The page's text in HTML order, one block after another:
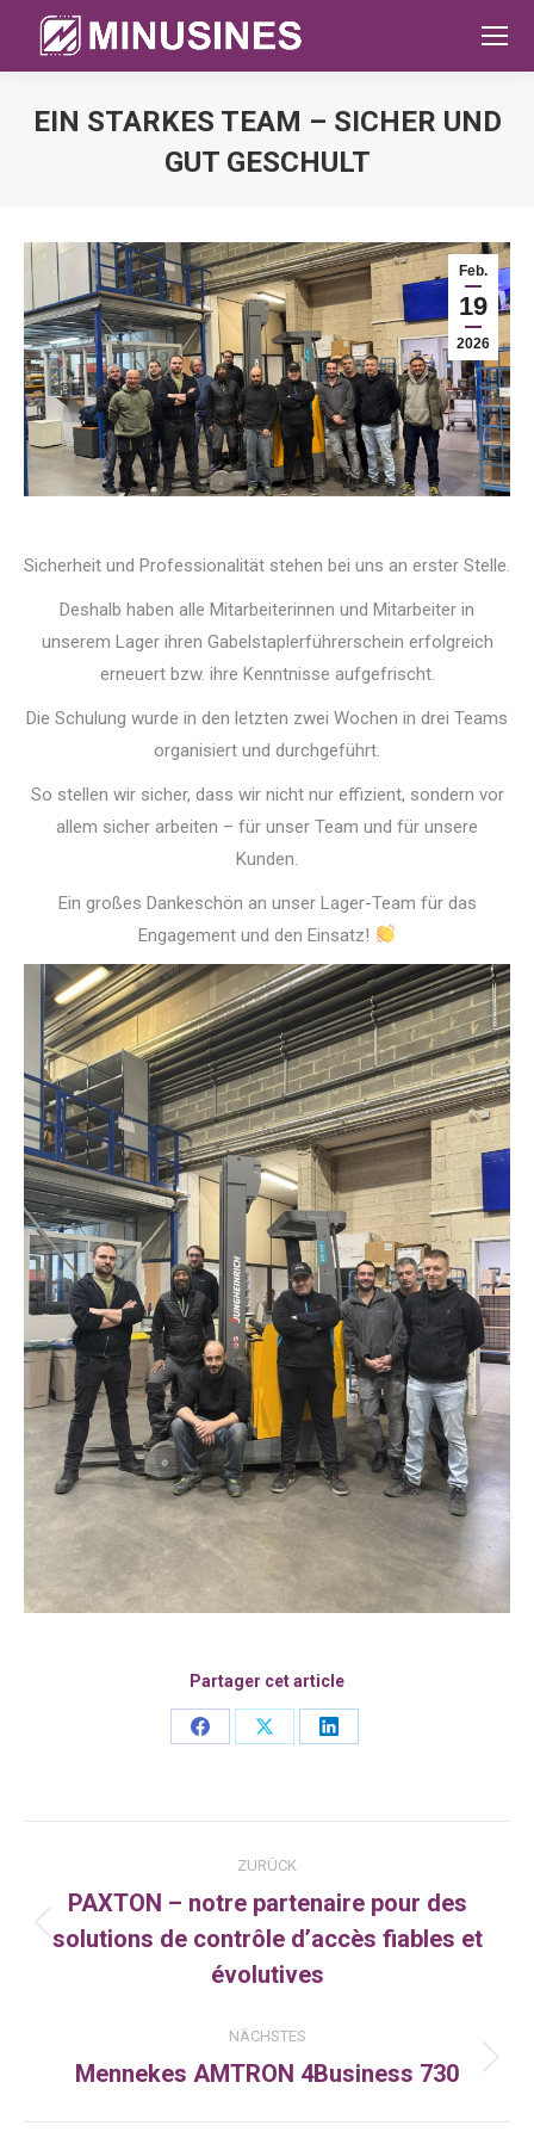
EIN STARKES TEAM – SICHER UND
GUT GESCHULT
Feb.
19
2026
Sicherheit und Professionalität stehen bei uns an erster Stelle.
Deshalb haben alle Mitarbeiterinnen und Mitarbeiter in
unserem Lager ihren Gabelstaplerführerschein erfolgreich
erneuert bzw. ihre Kenntnisse aufgefrischt.
Die Schulung wurde in den letzten zwei Wochen in drei Teams
organisiert und durchgeführt.
So stellen wir sicher, dass wir nicht nur effizient, sondern vor
allem sicher arbeiten – für unser Team und für unsere
Kunden.
Ein großes Dankeschön an unser Lager-Team für das
Engagement und den Einsatz!
Partager cet article
Share
Share
Share
Kommentarnavigation
ZURÜCK
Vorheriger
Beitrag:
PAXTON – notre partenaire pour des
solutions de contrôle d’accès fiables et
évolutives
NÄCHSTES
Nächster
Mennekes AMTRON 4Business 730